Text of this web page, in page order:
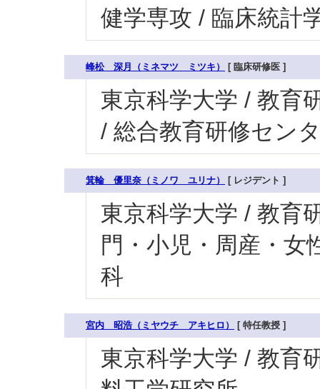
健学専攻 / 臨床統計
峰松 深月（ミネマツ ミツキ） [ 臨床研修医 ]
東京科学大学 / 教育
/ 総合教育研修セン
箕輪 優里奈（ミノワ ユリナ） [ レジデント ]
東京科学大学 / 教育
門・小児・周産・女
科
宮内 昭浩（ミヤウチ アキヒロ） [ 特任教授 ]
東京科学大学 / 教育